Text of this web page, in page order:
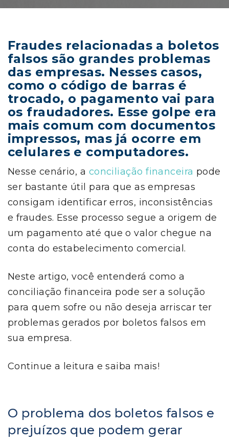
Fraudes relacionadas a boletos
falsos são grandes problemas
das empresas. Nesses casos,
como o código de barras é
trocado, o pagamento vai para
os fraudadores. Esse golpe era
mais comum com documentos
impressos, mas já ocorre em
celulares e computadores.
Nesse cenário, a conciliação financeira pode
ser bastante útil para que as empresas
consigam identificar erros, inconsistências
e fraudes. Esse processo segue a origem de
um pagamento até que o valor chegue na
conta do estabelecimento comercial.
Neste artigo, você entenderá como a
conciliação financeira pode ser a solução
para quem sofre ou não deseja arriscar ter
problemas gerados por boletos falsos em
sua empresa.
Continue a leitura e saiba mais!
O problema dos boletos falsos e
prejuízos que podem gerar